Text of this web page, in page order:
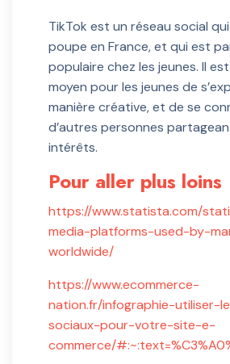
TikTok est un réseau social
poupe en France, et qui est
populaire chez les jeunes. Il
moyen pour les jeunes de
manière créative, et de se
d’autres personnes
intérêts.
Pour aller plus loins
https://www.statista.com/
media-platforms-used-by-
worldwide/
https://www.ecommerce-
nation.fr/infographie-utiliser-
sociaux-pour-votre-site-e-
commerce/